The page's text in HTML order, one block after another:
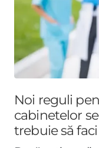
Noi reguli
cabinetelor
trebuie să